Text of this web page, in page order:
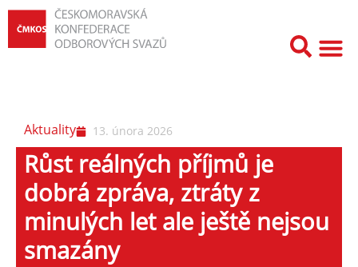
Aktuality 13. února 2026
Růst reálných příjmů je
dobrá zpráva, ztráty z
minulých let ale ještě nejsou
smazány